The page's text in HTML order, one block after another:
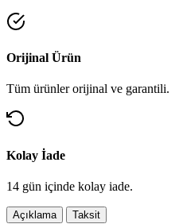
Orijinal Ürün
Tüm ürünler orijinal ve garantili.
Kolay İade
14 gün içinde kolay iade.
Açıklama Taksit